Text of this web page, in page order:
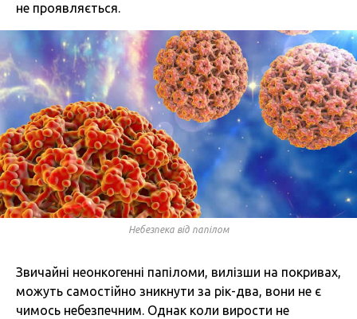
не проявляється.
Небезпека від папілом
Звичайні неонкогенні папіломи, вилізши на покривах,
можуть самостійно зникнути за рік-два, вони не є
чимось небезпечним. Однак коли вирости не